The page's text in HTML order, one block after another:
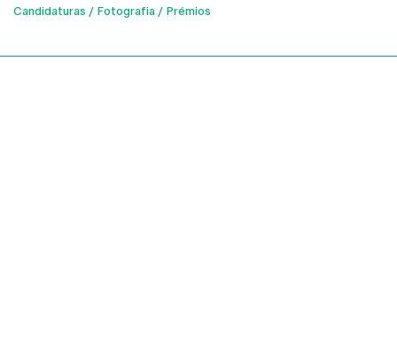
Candidaturas
Fotografia Prémios